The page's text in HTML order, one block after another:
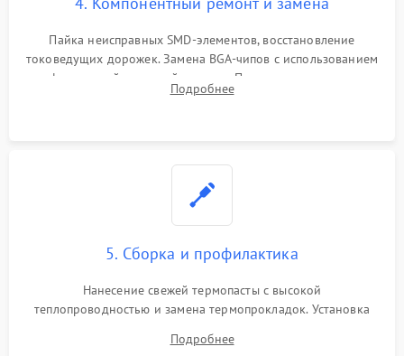
Пайка неисправных SMD-элементов, восстановление
токоведущих дорожек. Замена BGA-чипов с использованием
инфракрасной паяльной станции. Прошивка микросхемы
BIOS или замена поврежденных портов USB
Подробнее
5. Сборка и профилактика
Нанесение свежей термопасты с высокой
теплопроводностью и замена термопрокладок. Установка
шлейфов, модулей памяти и накопителей. Предварительная
Подробнее